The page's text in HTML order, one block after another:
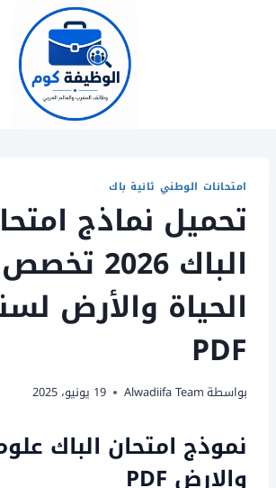
امتحانات الوطني ثانية باك
تحميل نماذج
الباك
PDF
بواسطةAlwadiifa Team 19 يونيو، 2025
نموذج امتحان الباك
والارض PDF